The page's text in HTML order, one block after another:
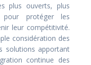
plus ouverts, plus
pour protéger les
leur compétitivité.
considération des
solutions apportant
continue des